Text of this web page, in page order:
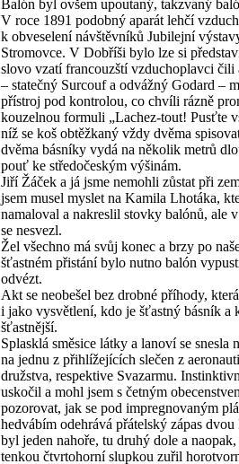
Balón byl ovšem upoutaný, takzvaný
V roce 1891 podobný aparát lehčí
k obveselení návštěvníků Jubilejní
Stromovce. V Dobříši bylo lze si
slovo vzatí francouzští vzduchoplavci čili
– statečný Surcouf a odvážný Godard –
přístroj pod kontrolou, co chvíli rázně
kouzelnou formuli „Lachez-tout! Pusťte
níž se koš obtěžkaný vždy dvěma
dvěma básníky vydá na několik metrů
pouť ke středočeským výšinám.
Jiří Žáček a já jsme nemohli zůstat při
jsem musel myslet na Kamila Lhotáka,
namaloval a nakreslil stovky balónů, ale
se nesvezl.
Žel všechno má svůj konec a brzy po
šťastném přistání bylo nutno balón
odvézt.
Akt se neobešel bez drobné příhody,
i jako vysvětlení, kdo je šťastný básník a
šťastnější.
Splasklá směsice látky a lanoví se snesla
na jednu z přihlížejících slečen z
družstva, respektive Svazarmu.
uskočil a mohl jsem s četným
pozorovat, jak se pod impregnovaným
hedvábím odehrává přátelský zápas
byl jeden nahoře, tu druhý dole a
tenkou čtvrtohorní slupkou zuřil